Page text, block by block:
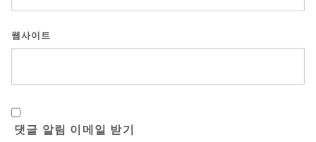
웹사이트
댓글 알림 이메일 받기